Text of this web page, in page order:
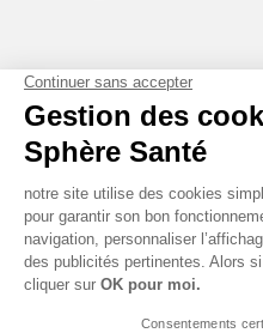
01 61 30 15
(prix d’un appel local)
SPHÈRE-